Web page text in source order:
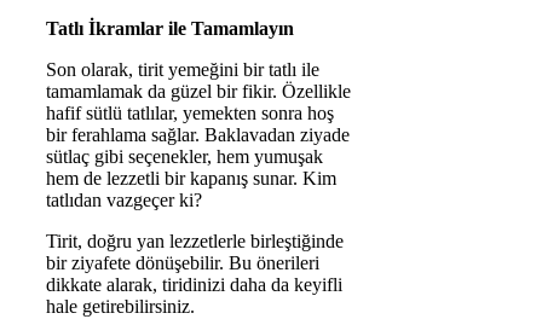
Tatlı İkramlar ile Tamamlayın
Son olarak, tirit yemeğini bir tatlı ile
tamamlamak da güzel bir fikir. Özellikle
hafif sütlü tatlılar, yemekten sonra hoş
bir ferahlama sağlar. Baklavadan ziyade
sütlaç gibi seçenekler, hem yumuşak
hem de lezzetli bir kapanış sunar. Kim
tatlıdan vazgeçer ki?
Tirit, doğru yan lezzetlerle birleştiğinde
bir ziyafete dönüşebilir. Bu önerileri
dikkate alarak, tiridinizi daha da keyifli
hale getirebilirsiniz.